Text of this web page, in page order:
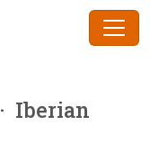
· Iberian